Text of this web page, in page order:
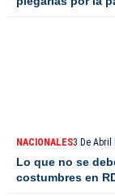
NACIONALES3 De Abril
Lo que no se
costumbres en